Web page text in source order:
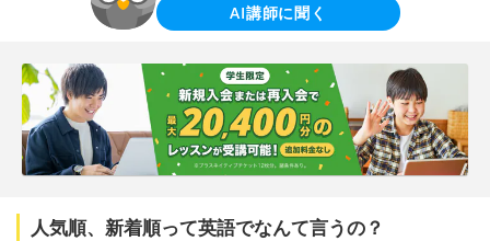
AI講師に聞く
人気順、新着順って英語でなんて言うの？